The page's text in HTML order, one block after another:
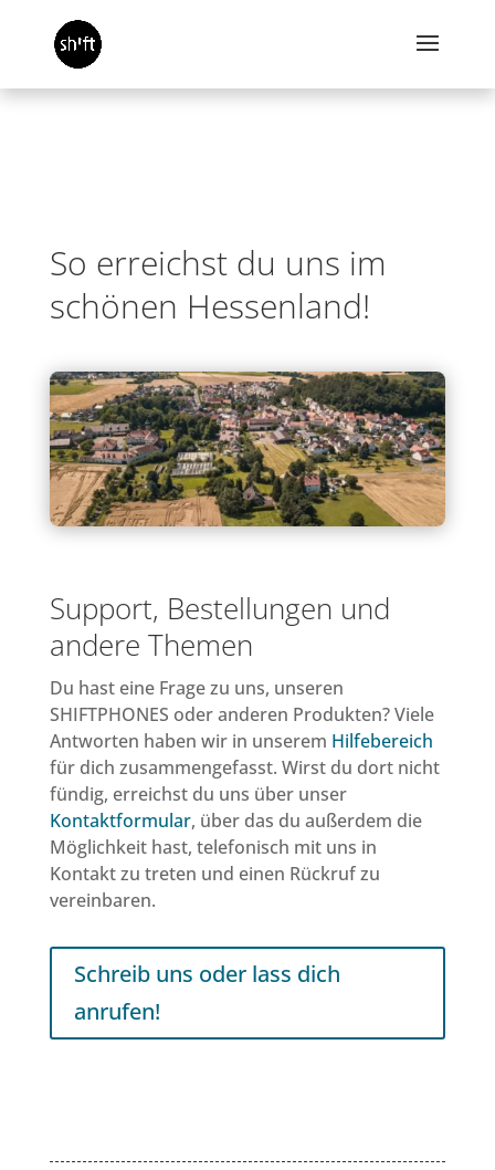
So erreichst du uns im
schönen Hessenland!
Support, Bestellungen und
andere Themen
Du hast eine Frage zu uns, unseren
SHIFTPHONES oder anderen Produkten? Viele
Antworten haben wir in unserem Hilfebereich
für dich zusammengefasst. Wirst du dort nicht
fündig, erreichst du uns über unser
Kontaktformular, über das du außerdem die
Möglichkeit hast, telefonisch mit uns in
Kontakt zu treten und einen Rückruf zu
vereinbaren.
Schreib uns oder lass dich
anrufen!